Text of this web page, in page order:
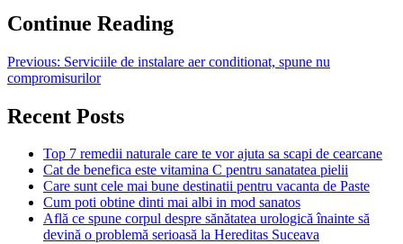
Continue Reading
Previous: Serviciile de instalare aer conditionat, spune nu
compromisurilor
Recent Posts
Top 7 remedii naturale care te vor ajuta sa scapi de cearcane
Cat de benefica este vitamina C pentru sanatatea pielii
Care sunt cele mai bune destinatii pentru vacanta de Paste
Cum poti obtine dinti mai albi in mod sanatos
Află ce spune corpul despre sănătatea urologică înainte să
devină o problemă serioasă la Hereditas Suceava